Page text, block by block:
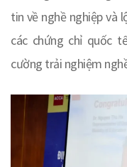
tin về nghề nghiệp và
các chứng chỉ quốc
cường trải nghiệm